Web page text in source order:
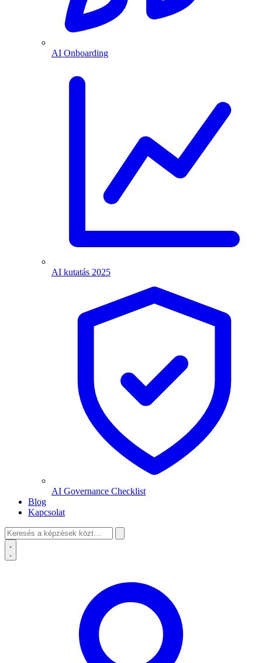
AI Onboarding
AI kutatás 2025
AI Governance Checklist
Blog
Kapcsolat